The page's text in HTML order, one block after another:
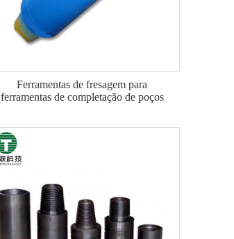
Ferramentas de fresagem para
ferramentas de completação de poços